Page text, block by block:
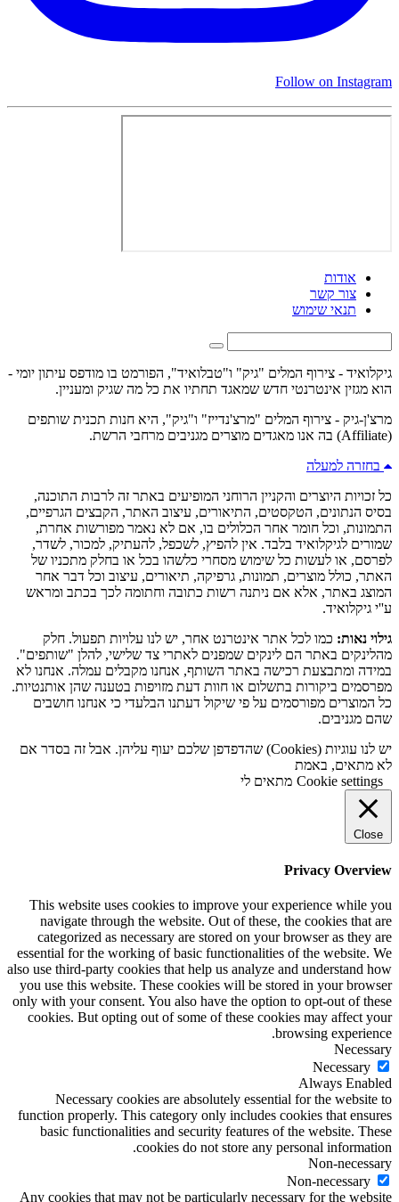
Follow on Instagram
אודות
צור קשר
תנאי שימוש
גיקלואיד - צירוף המלים "גיק" ו"טבלואיד", הפורמט בו מודפס עיתון יומי -
הוא מגזין אינטרנטי חדש שמאגד תחתיו את כל מה שגיק ומעניין.
מרצ'ן-גיק - צירוף המלים "מרצ'נדייז" ו"גיק", היא חנות תכנית שותפים
(Affiliate) בה אנו מאגדים מוצרים מגניבים מרחבי הרשת.
בחזרה למעלה
כל זכויות היוצרים והקניין הרוחני המופיעים באתר זה לרבות התוכנה,
בסיס הנתונים, הטקסטים, התיאורים, עיצוב האתר, הקבצים הגרפיים,
התמונות, וכל חומר אחר הכלולים בו, אם לא נאמר מפורשות אחרת,
שמורים לגיקלואיד בלבד. אין להפיץ, לשכפל, להעתיק, למכור, לשדר,
לפרסם, או לעשות כל שימוש מסחרי כלשהו בכל או בחלק מתכניו של
האתר, כולל מוצרים, תמונות, גרפיקה, תיאורים, עיצוב וכל דבר אחר
המוצג באתר, אלא אם ניתנה רשות כתובה וחתומה לכך בכתב ומראש
ע''י גיקלואיד.
גילוי נאות: כמו לכל אתר אינטרנט אחר, יש לנו עלויות תפעול. חלק
מהלינקים באתר הם לינקים שמפנים לאתרי צד שלישי, להלן "שותפים".
במידה ומתבצעת רכישה באתר השותף, אנחנו מקבלים עמלה. אנחנו לא
מפרסמים ביקורות בתשלום או חוות דעת מזויפות בטענה שהן אותנטיות.
כל המוצרים מפורסמים על פי שיקול דעתנו הבלעדי כי אנחנו חושבים
שהם מגניבים.
יש לנו עוגיות (Cookies) שהדפדפן שלכם יעוף עליהן. אבל זה בסדר אם
לא מתאים, באמת
Cookie settings מתאים לי
Close
Privacy Overview
This website uses cookies to improve your experience while you
navigate through the website. Out of these, the cookies that are
categorized as necessary are stored on your browser as they are
essential for the working of basic functionalities of the website. We
also use third-party cookies that help us analyze and understand how
you use this website. These cookies will be stored in your browser
only with your consent. You also have the option to opt-out of these
cookies. But opting out of some of these cookies may affect your
browsing experience.
Necessary
Necessary
Always Enabled
Necessary cookies are absolutely essential for the website to
function properly. This category only includes cookies that ensures
basic functionalities and security features of the website. These
cookies do not store any personal information.
Non-necessary
Non-necessary
Any cookies that may not be particularly necessary for the website